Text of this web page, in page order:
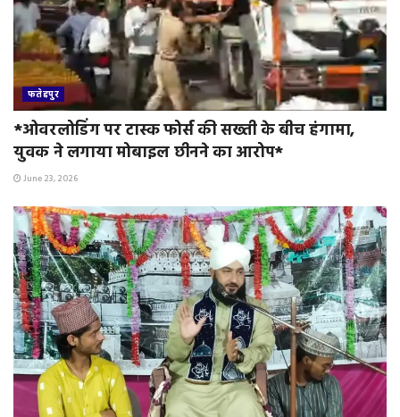
फतेहपुर
*ओवरलोडिंग पर टास्क फोर्स की सख्ती के बीच हंगामा,
युवक ने लगाया मोबाइल छीनने का आरोप*
June 23, 2026